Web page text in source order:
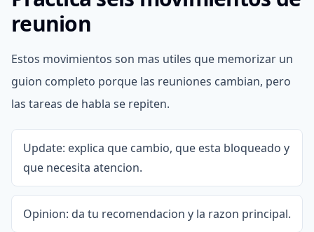
reunion
Estos movimientos son mas utiles que memorizar un
guion completo porque las reuniones cambian, pero
las tareas de habla se repiten.
Update: explica que cambio, que esta bloqueado y
que necesita atencion.
Opinion: da tu recomendacion y la razon principal.